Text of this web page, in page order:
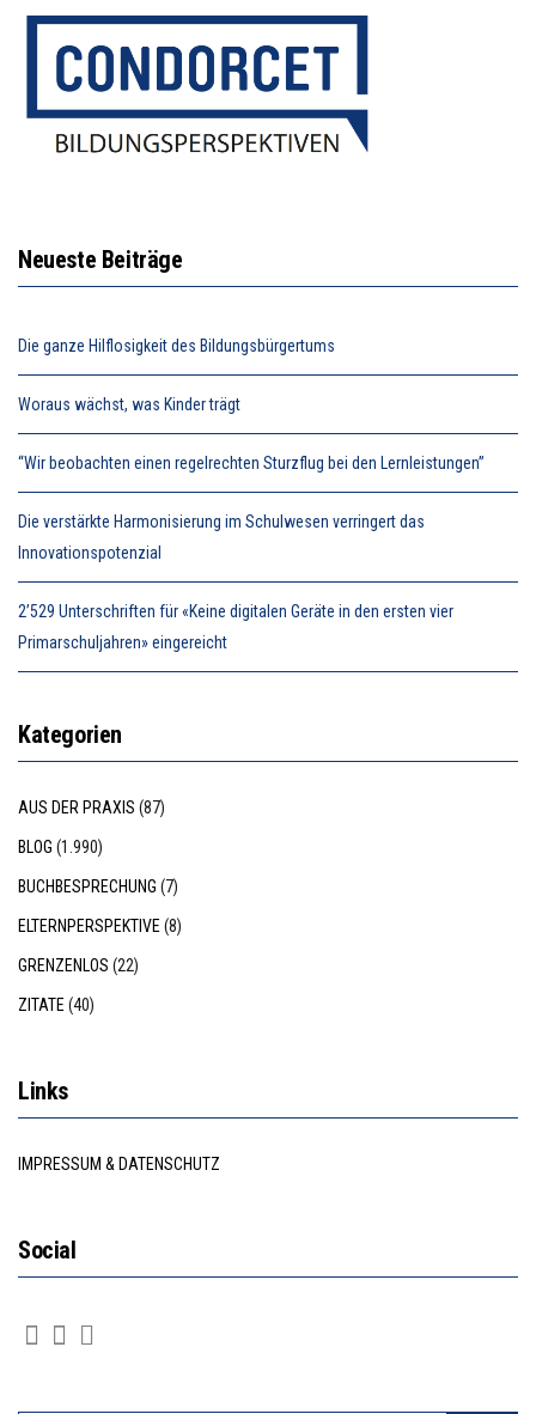
Neueste Beiträge
Die ganze Hilflosigkeit des Bildungsbürgertums
Woraus wächst, was Kinder trägt
“Wir beobachten einen regelrechten Sturzflug bei den Lernleistungen”
Die verstärkte Harmonisierung im Schulwesen verringert das
Innovationspotenzial
2’529 Unterschriften für «Keine digitalen Geräte in den ersten vier
Primarschuljahren» eingereicht
Kategorien
AUS DER PRAXIS (87)
BLOG (1.990)
BUCHBESPRECHUNG (7)
ELTERNPERSPEKTIVE(8)
GRENZENLOS (22)
ZITATE(40)
Links
IMPRESSUM & DATENSCHUTZ
Social